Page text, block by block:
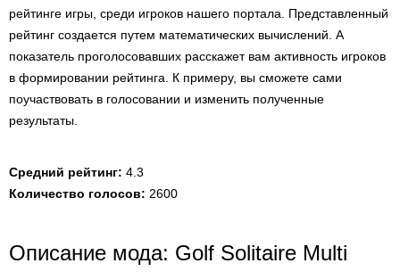
рейтинге игры, среди игроков нашего портала. Представленный
рейтинг создается путем математических вычислений. А
показатель проголосовавших расскажет вам активность игроков
в формировании рейтинга. К примеру, вы сможете сами
поучаствовать в голосовании и изменить полученные
результаты.
Средний рейтинг: 4.3
Количество голосов: 2600
Описание мода: Golf Solitaire Multi